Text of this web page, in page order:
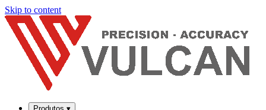
Skip to content